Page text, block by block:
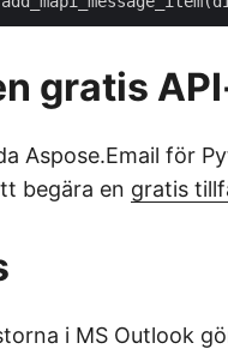
gratis
Aspose.Email för
begära en gratis
i MS Outlook